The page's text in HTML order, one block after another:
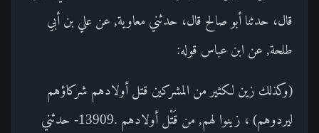
قال، حدثنا أبو صالح قال، حدثني معاوية, عن علي بن أبي
طلحة, عن ابن عباس قوله:
(وكذلك زين لكثير من المشركين قتل أولادهم شركاؤهم
ليردوهم) ، زينوا لهم, من قَتْل أولادهم .13909- حدثني